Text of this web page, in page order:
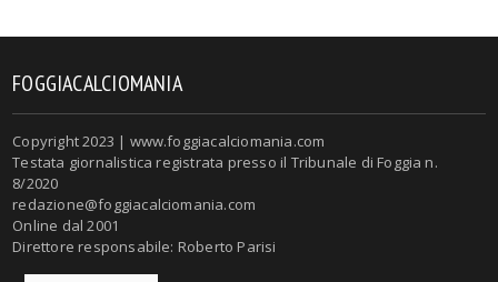
FOGGIACALCIOMANIA
Copyright 2023 | www.foggiacalciomania.com
Testata giornalistica registrata presso il Tribunale di Foggia n.
8/2020
redazione@foggiacalciomania.com
Online dal 2001
Direttore responsabile: Roberto Parisi